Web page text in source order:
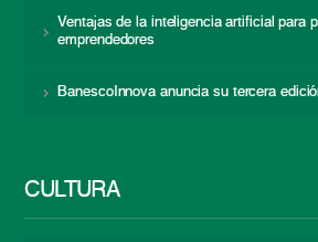
Ventajas de la inteligencia artificial para
emprendedores
BanescoInnova anuncia su tercera
CULTURA